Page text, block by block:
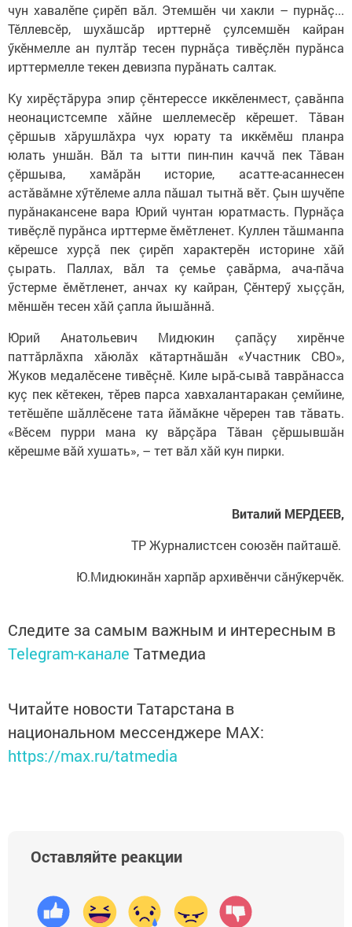
чун хавалӗпе çирӗп вăл. Этемшӗн чи хакли – пурнăç...
Тӗллевсӗр, шухăшсăр ирттернӗ çулсемшӗн кайран
ӳкӗнмелле ан пултăр тесен пурнăçа тивӗçлӗн пурăнса
ирттермелле текен девизпа пурăнать салтак.
Ку хирӗçтăрура эпир çӗнтерессе иккӗленмест, çавăнпа
неонацистсемпе хăйне шеллемесӗр кӗрешет. Тăван
çӗршыв хăрушлăхра чух юрату та иккӗмӗш планра
юлать уншăн. Вăл та ытти пин-пин каччă пек Тăван
çӗршыва, хамăрăн историе, асатте-асаннесен
астăвăмне хӳтӗлеме алла пăшал тытнă вӗт. Çын шучӗпе
пурăнакансене вара Юрий чунтан юратмасть. Пурнăçа
тивӗçлӗ пурăнса ирттерме ӗмӗтленет. Куллен тăшманпа
кӗрешсе хурçă пек çирӗп характерӗн историне хăй
çырать. Паллах, вăл та çемье çавăрма, ача-пăча
ӳстерме ӗмӗтленет, анчах ку кайран, Çӗнтерӳ хыççăн,
мӗншӗн тесен хăй çапла йышăннă.
Юрий Анатольевич Мидюкин çапăçу хирӗнче
паттăрлăхпа хăюлăх кăтартнăшăн «Участник СВО»,
Жуков медалӗсене тивӗçнӗ. Киле ырă-сывă таврăнасса
куç пек кӗтекен, тӗрев парса хавхалантаракан çемйине,
тетӗшӗпе шăллӗсене тата йăмăкне чӗререн тав тăвать.
«Вӗсем пурри мана ку вăрçăра Тăван çӗршывшăн
кӗрешме вăй хушать», – тет вăл хăй кун пирки.
Виталий МЕРДЕЕВ,
ТР Журналистсен союзӗн пайташӗ.
Ю.Мидюкинăн харпăр архивӗнчи сăнӳкерчӗк.
Следите за самым важным и интересным в
Telegram-канале Татмедиа
Читайте новости Татарстана в
национальном мессенджере MАХ:
https://max.ru/tatmedia
Оставляйте реакции